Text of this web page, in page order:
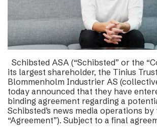
Schibsted ASA (“Schibsted” or the
its largest shareholder, the Tinius
Blommenholm Industrier AS
today announced that they have
binding agreement regarding a
Schibsted’s news media operations
“Agreement”). Subject to a final